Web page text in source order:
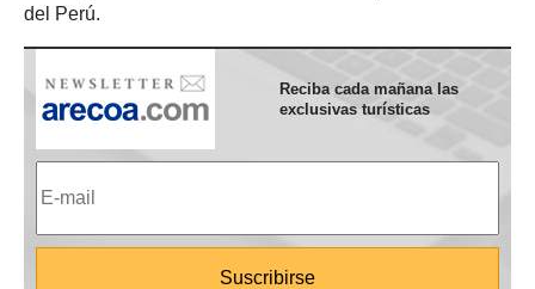
del Perú.
Reciba cada mañana las
exclusivas turísticas